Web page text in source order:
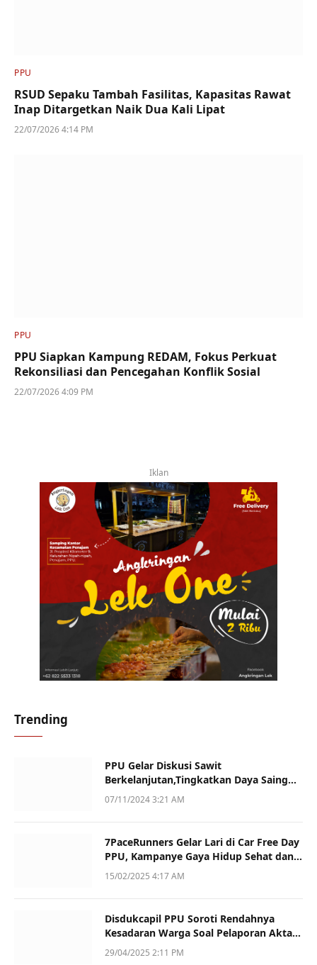
PPU
RSUD Sepaku Tambah Fasilitas, Kapasitas Rawat
Inap Ditargetkan Naik Dua Kali Lipat
22/07/2026 4:14 PM
PPU
PPU Siapkan Kampung REDAM, Fokus Perkuat
Rekonsiliasi dan Pencegahan Konflik Sosial
22/07/2026 4:09 PM
Iklan
Trending
PPU Gelar Diskusi Sawit
Berkelanjutan,Tingkatkan Daya Saing
dan Kualitas
07/11/2024 3:21 AM
7PaceRunners Gelar Lari di Car Free Day
PPU, Kampanye Gaya Hidup Sehat dan
Dukung UMKM
15/02/2025 4:17 AM
Disdukcapil PPU Soroti Rendahnya
Kesadaran Warga Soal Pelaporan Akta
Kematian
29/04/2025 2:11 PM